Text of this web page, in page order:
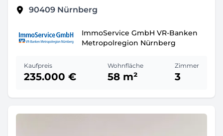
90409 Nürnberg
ImmoService GmbH VR-Banken
Metropolregion Nürnberg
Kaufpreis
235.000 €
Wohnfläche
58 m²
Zimmer
3